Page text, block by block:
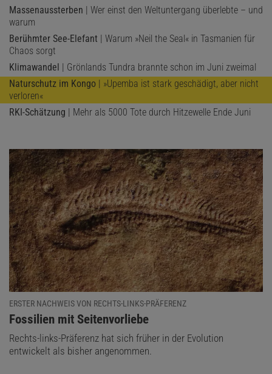
Massenaussterben | Wer einst den Weltuntergang überlebte – und
warum
Berühmter See-Elefant | Warum »Neil the Seal« in Tasmanien für
Chaos sorgt
Klimawandel | Grönlands Tundra brannte schon im Juni zweimal
Naturschutz im Kongo | »Upemba ist stark geschädigt, aber nicht
verloren«
RKI-Schätzung | Mehr als 5000 Tote durch Hitzewelle Ende Juni
ERSTER NACHWEIS VON RECHTS-LINKS-PRÄFERENZ
:
Fossilien mit Seitenvorliebe
Rechts-links-Präferenz hat sich früher in der Evolution
entwickelt als bisher angenommen.